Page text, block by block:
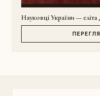
Науковці України —